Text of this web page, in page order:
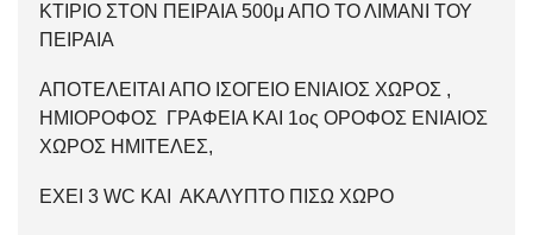
ΚΤΙΡΙΟ ΣΤΟΝ ΠΕΙΡΑΙΑ 500μ ΑΠΟ ΤΟ ΛΙΜΑΝΙ ΤΟΥ
ΠΕΙΡΑΙΑ
ΑΠΟΤΕΛΕΙΤΑΙ ΑΠΟ ΙΣΟΓΕΙΟ ΕΝΙΑΙΟΣ ΧΩΡΟΣ ,
ΗΜΙΟΡΟΦΟΣ ΓΡΑΦΕΙΑ ΚΑΙ 1ος ΟΡΟΦΟΣ ΕΝΙΑΙΟΣ
ΧΩΡΟΣ ΗΜΙΤΕΛΕΣ,
ΕΧΕΙ 3 WC ΚΑΙ ΑΚΑΛΥΠΤΟ ΠΙΣΩ ΧΩΡΟ